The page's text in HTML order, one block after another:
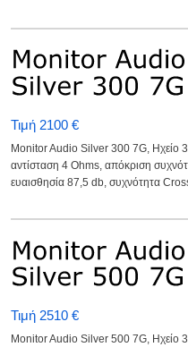
Τιμή 2100 €
Monitor Audio Silver 300 7G, Ηχείο
αντίσταση 4 Ohms, απόκριση
ευαισθησία 87,5 db, συχνότητα
Τιμή 2510 €
Monitor Audio Silver 500 7G, Ηχείο